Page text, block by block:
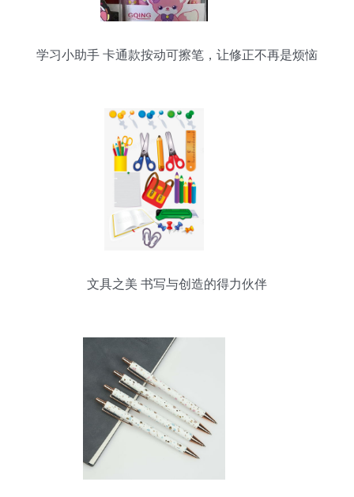
学习小助手 卡通款按动可擦笔，让修正不再是烦恼
文具之美 书写与创造的得力伙伴